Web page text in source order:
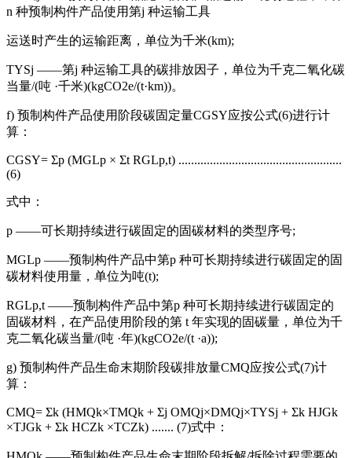
n 种预制构件产品使用第j 种运输工具
运送时产生的运输距离，单位为千米(km);
TYSj ——第j 种运输工具的碳排放因子，单位为千克二氧化碳
当量/(吨 ·千米)(kgCO2e/(t·km))。
f) 预制构件产品使用阶段碳固定量CGSY应按公式(6)进行计
算：
CGSY= Σp (MGLp × Σt RGLp,t) ....................................................
(6)
式中：
p ——可长期持续进行碳固定的固碳材料的类型序号;
MGLp ——预制构件产品中第p 种可长期持续进行碳固定的固
碳材料使用量，单位为吨(t);
RGLp,t ——预制构件产品中第p 种可长期持续进行碳固定的
固碳材料，在产品使用阶段的第 t 年实现的固碳量，单位为千
克二氧化碳当量/(吨 ·年)(kgCO2e/(t ·a));
g) 预制构件产品生命末期阶段碳排放量CMQ应按公式(7)计
算：
CMQ= Σk (HMQk×TMQk + Σj OMQj×DMQj×TYSj + Σk HJGk
×TJGk + Σk HCZk ×TCZk) ....... (7)式中：